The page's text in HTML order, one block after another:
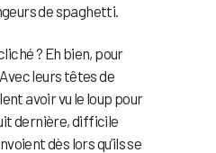
de spaghetti.
? Eh bien, pour
leurs têtes de
avoir vu le loup pour
dernière, difficile
dès lors qu’ils se